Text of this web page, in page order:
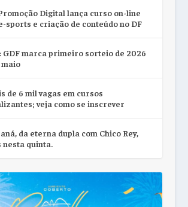
Digital lança curso on-line
sports e criação de conteúdo no DF
GDF marca primeiro sorteio de 2026
de 6 mil vagas em cursos
veja como se inscrever
da eterna dupla com Chico Rey,
nesta quinta.